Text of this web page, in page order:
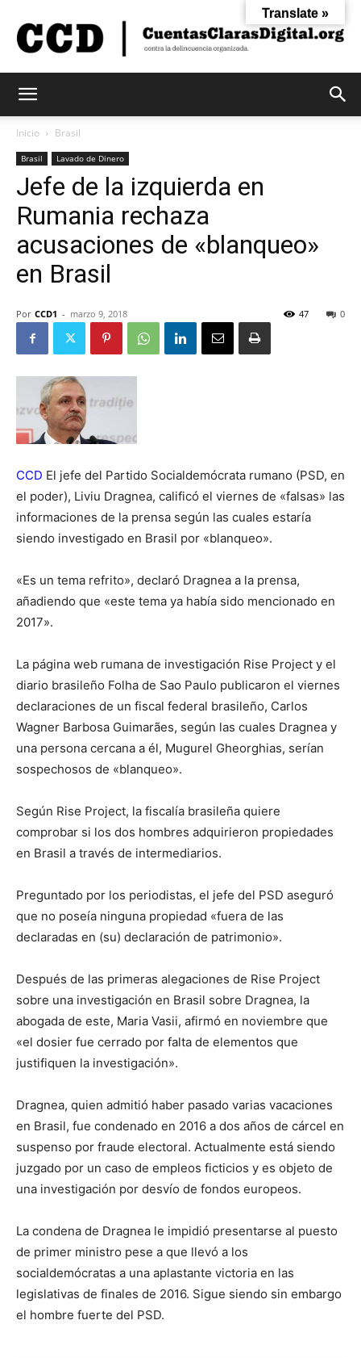
Claras
Digital
Inicio Brasil
Brasil Lavado de Dinero
Jefe de la izquierda en
Rumania rechaza
acusaciones de «blanqueo»
en Brasil
Por CCD1 - marzo 9, 2018 0
47
CCD El jefe del Partido Socialdemócrata rumano (PSD, en
el poder), Liviu Dragnea, calificó el viernes de «falsas» las
informaciones de la prensa según las cuales estaría
siendo investigado en Brasil por «blanqueo».
«Es un tema refrito», declaró Dragnea a la prensa,
añadiendo que «este tema ya había sido mencionado en
2017».
La página web rumana de investigación Rise Project y el
diario brasileño Folha de Sao Paulo publicaron el viernes
declaraciones de un fiscal federal brasileño, Carlos
Wagner Barbosa Guimarães, según las cuales Dragnea y
una persona cercana a él, Mugurel Gheorghias, serían
sospechosos de «blanqueo».
Según Rise Project, la fiscalía brasileña quiere
comprobar si los dos hombres adquirieron propiedades
en Brasil a través de intermediarios.
Preguntado por los periodistas, el jefe del PSD aseguró
que no poseía ninguna propiedad «fuera de las
declaradas en (su) declaración de patrimonio».
Después de las primeras alegaciones de Rise Project
sobre una investigación en Brasil sobre Dragnea, la
abogada de este, Maria Vasii, afirmó en noviembre que
«el dosier fue cerrado por falta de elementos que
justifiquen la investigación».
Dragnea, quien admitió haber pasado varias vacaciones
en Brasil, fue condenado en 2016 a dos años de cárcel en
suspenso por fraude electoral. Actualmente está siendo
juzgado por un caso de empleos ficticios y es objeto de
una investigación por desvío de fondos europeos.
La condena de Dragnea le impidió presentarse al puesto
de primer ministro pese a que llevó a los
socialdemócratas a una aplastante victoria en las
legislativas de finales de 2016. Sigue siendo sin embargo
el hombre fuerte del PSD.
Translate »